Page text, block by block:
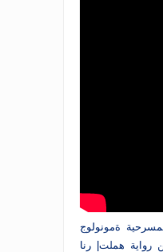
ةمونولوج
رواية هملت| رنا